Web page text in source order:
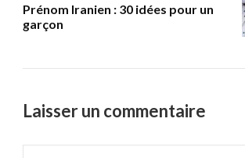
Prénom Iranien : 30 idées pour un
garçon
Laisser un commentaire